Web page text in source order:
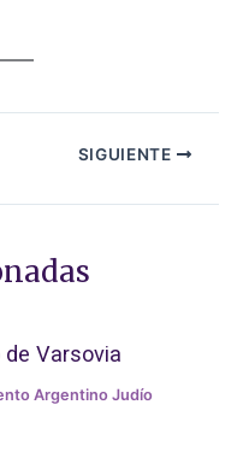
SIGUIENTE
de Varsovia
Argentino Judío